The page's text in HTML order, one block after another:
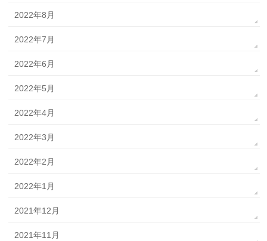
2022年8月
2022年7月
2022年6月
2022年5月
2022年4月
2022年3月
2022年2月
2022年1月
2021年12月
2021年11月